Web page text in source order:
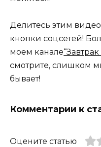
Делитесь этим
кнопки соцсетей!
моем канале
смотрите, слишком
бывает!
Комментарии к
Оцените статью